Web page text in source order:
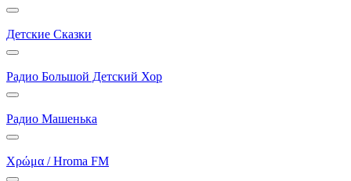
Детские Сказки
Радио Большой Детский Хор
Радио Машенька
Χρώμα / Hroma FM